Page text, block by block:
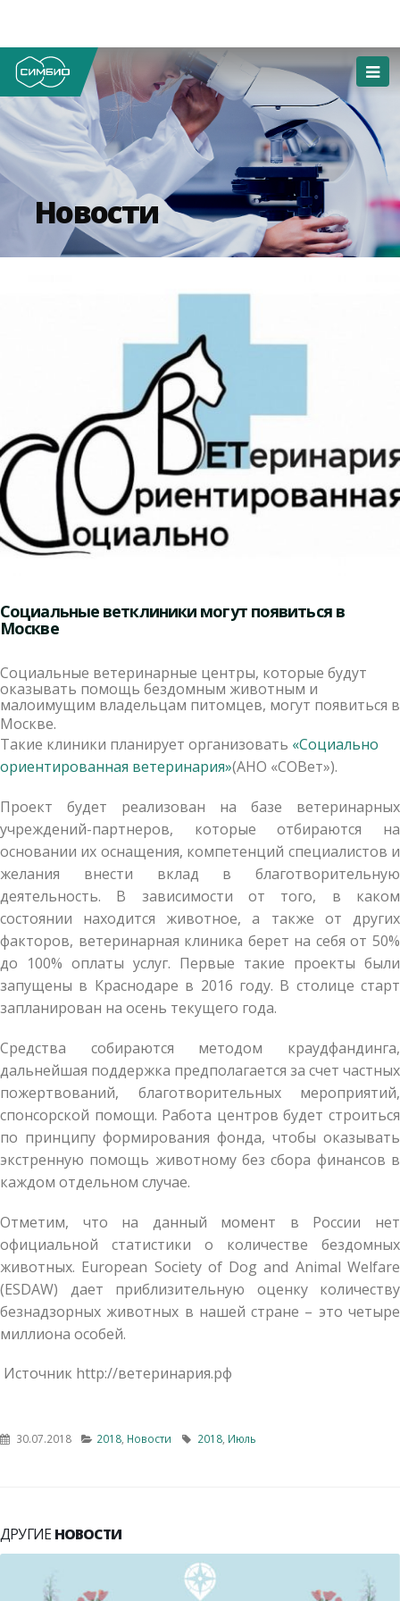
Новости
Социальные ветклиники могут появиться в
Москве
Социальные ветеринарные центры, которые будут
оказывать помощь бездомным животным и
малоимущим владельцам питомцев, могут появиться в
Москве.
Такие клиники планирует организовать «Социально
ориентированная ветеринария»(АНО «СОВет»).
Проект будет реализован на базе ветеринарных
учреждений-партнеров, которые отбираются на
основании их оснащения, компетенций специалистов и
желания внести вклад в благотворительную
деятельность. В зависимости от того, в каком
состоянии находится животное, а также от других
факторов, ветеринарная клиника берет на себя от 50%
до 100% оплаты услуг. Первые такие проекты были
запущены в Краснодаре в 2016 году. В столице старт
запланирован на осень текущего года.
Средства собираются методом краудфандинга,
дальнейшая поддержка предполагается за счет частных
пожертвований, благотворительных мероприятий,
спонсорской помощи. Работа центров будет строиться
по принципу формирования фонда, чтобы оказывать
экстренную помощь животному без сбора финансов в
каждом отдельном случае.
Отметим, что на данный момент в России нет
официальной статистики о количестве бездомных
животных. European Society of Dog and Animal Welfare
(ESDAW) дает приблизительную оценку количеству
безнадзорных животных в нашей стране – это четыре
миллиона особей.
Источник http://ветеринария.рф
30.07.2018 2018 Новости 2018 Июль
ДРУГИЕ НОВОСТИ